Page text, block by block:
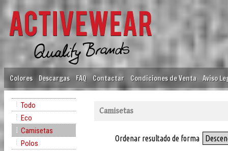
Colores Descargas FAQ Contactar Condiciones de Venta Aviso
Todo
Eco
Camisetas
Polos
Camisetas
Ordenar resultado de forma